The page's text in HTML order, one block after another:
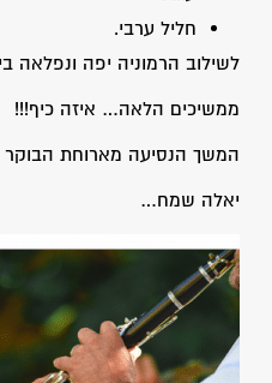
חליל ערבי.
לשילוב הרמוניה יפה ונפלאה
ממשיכים הלאה… איזה כיף!!!
המשך הנסיעה מארוחת
יאלה שמח…